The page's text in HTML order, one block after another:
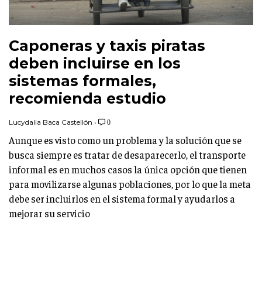
Caponeras y taxis piratas
deben incluirse en los
sistemas formales,
recomienda estudio
Lucydalia Baca Castellón • 0
Aunque es visto como un problema y la solución que se
busca siempre es tratar de desaparecerlo, el transporte
informal es en muchos casos la única opción que tienen
para movilizarse algunas poblaciones, por lo que la meta
debe ser incluirlos en el sistema formal y ayudarlos a
mejorar su servicio